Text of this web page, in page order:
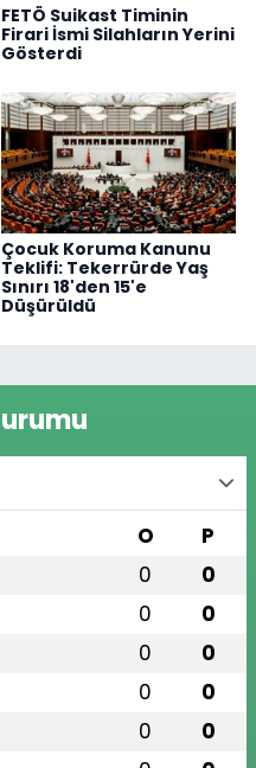
FETÖ Suikast Timinin
Firari İsmi Silahların Yerini
Gösterdi
Çocuk Koruma Kanunu
Teklifi: Tekerrürde Yaş
Sınırı 18'den 15'e
Düşürüldü
O P
0 0
0 0
0 0
0 0
0 0